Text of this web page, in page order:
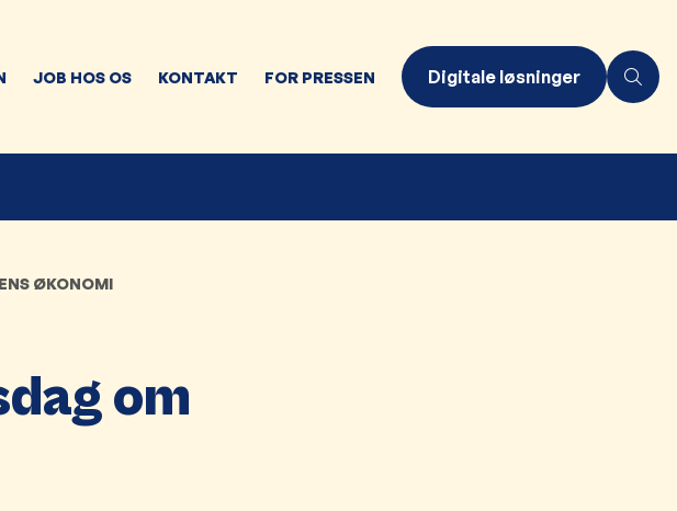
JOB HOS OS KONTAKT FOR PRESSEN Digitale løsninger
ØKONOMI
om